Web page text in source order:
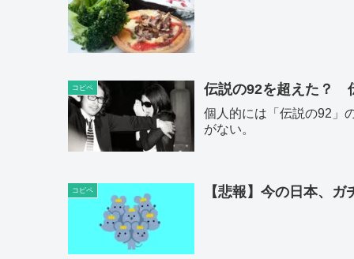
コピペ 伝説の92を超えた？
個人的には「伝説の92」
がない。
コピペ 【悲報】今の日本、